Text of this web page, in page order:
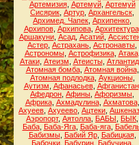
Артемизия, Артемуй, Артемуй
Сисярик Артур Архангельск
Архимед. Чапек Архипенко
Архипов, Архипова, Архитектура,
Аршакуни, Асад, Асатий,
Астер Астрахань Астронавты
Астрономы, Астрофизика, Атака,
Атаки, Атеизм Атеисты,
Атомная бомба, Атомная война,
Атомная подлодка, Аукционы,
Аутизм Афанасьев, Афганистан,
Афедрон Афины Афоризмы
Африка, Ахмадулина, Ахматова,
Ахуеев Ахуеево Ацтеки
Аэропорт, Аятолла БАБЫ БЫК
Баба, Баба-Яга, Баба-яга,
Бабизмы, Бабий Яр, Бабицкая,
Бабочки, Бабурин, Бабучина,